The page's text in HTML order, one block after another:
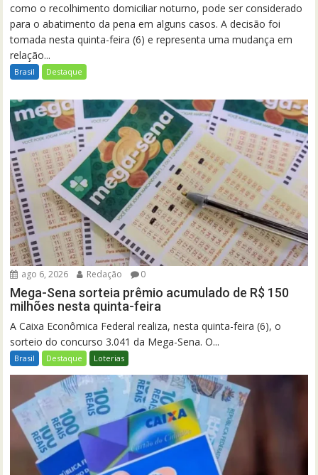
como o recolhimento domiciliar noturno, pode ser considerado
para o abatimento da pena em alguns casos. A decisão foi
tomada nesta quinta-feira (6) e representa uma mudança em
relação...
Brasil Destaque
ago 6, 2026 Redação 0
Mega-Sena sorteia prêmio acumulado de R$ 150
milhões nesta quinta-feira
A Caixa Econômica Federal realiza, nesta quinta-feira (6), o
sorteio do concurso 3.041 da Mega-Sena. O...
Brasil Destaque Loterias